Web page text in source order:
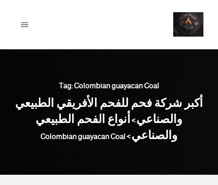
content
Tag: Colombian guayacan Coal
أكبر شركة فحم للفحم الأفريقي الطبيعي
والصناعي>أنواع الفحم الطبيعي
والصناعي>
Colombian guayacan Coal